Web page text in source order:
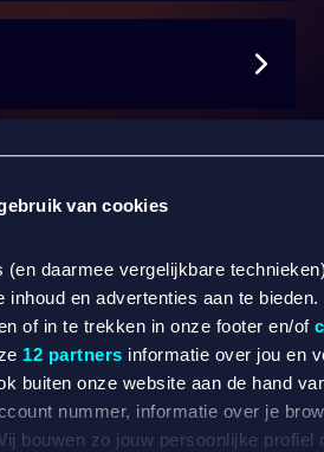
van cookies
(en daarmee vergelijkbare
inhoud en advertenties aan te
of in te trekken in onze footer en/of
12 partners informatie over jou en
buiten onze website aan de hand
nummer, informatie over je
bouwen zo jouw persoonlijke profiel